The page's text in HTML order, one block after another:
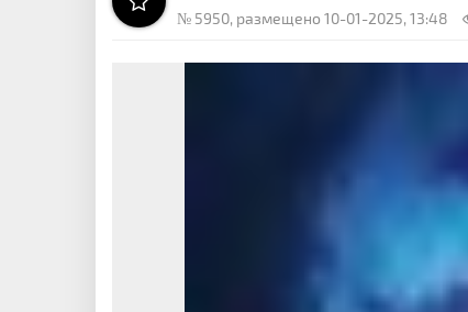
№ 5950, размещено 10-01-2025, 13:48